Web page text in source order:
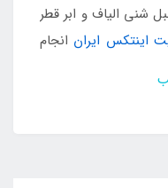
شنی الیاف و ابر قطر
اینتکس ایران انجام